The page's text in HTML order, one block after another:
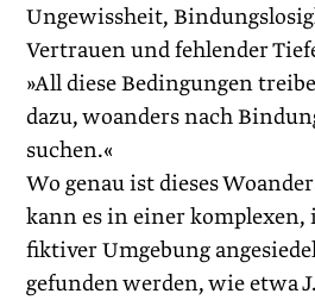
Ungewissheit,
Vertrauen und fehlender
»All diese Bedingungen
dazu, woanders nach
suchen.«
Wo genau ist dieses
kann es in einer
fiktiver Umgebung
gefunden werden, wie etwa